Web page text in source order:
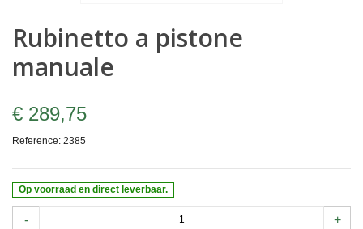
Rubinetto a pistone
manuale
€ 289,75
Reference: 2385
Op voorraad en direct leverbaar.
- +